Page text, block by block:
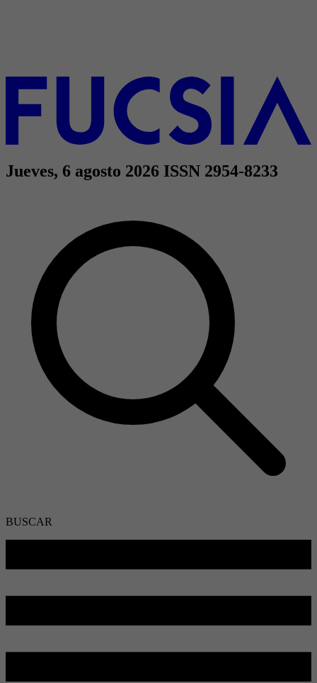
Jueves, 6 agosto 2026 ISSN 2954-8233
BUSCAR